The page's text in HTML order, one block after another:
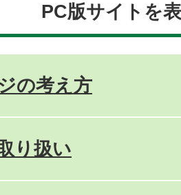
PC版サイトを
の考え方
り扱い